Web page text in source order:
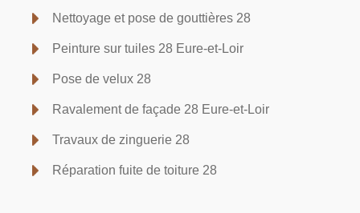
Nettoyage et pose de gouttières 28
Peinture sur tuiles 28 Eure-et-Loir
Pose de velux 28
Ravalement de façade 28 Eure-et-Loir
Travaux de zinguerie 28
Réparation fuite de toiture 28